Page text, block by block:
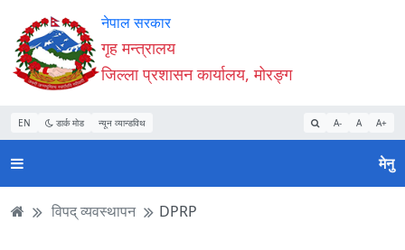
Accessibility
Mode
सुरु
गर्नुहोस्
सामाग्री
पढ्नुहाेस्
नेभिगेसन
पढ्नुहाेस्
वेबसाइट
खोजमा
जानुहोस्
नेपाल सरकार
गृह मन्त्रालय
जिल्ला प्रशासन कार्यालय, मोरङ्ग
EN डार्क मोड न्यून व्यान्डविथ A- A A+
मेनु
विपद् व्यवस्थापन DPRP